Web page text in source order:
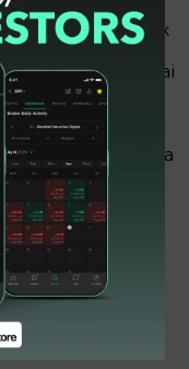
KPK
uang dari pemilik
pegawai Bea
pindah. Mulai
dan Keamanan
tersebut
Dedi selama
perbulan.